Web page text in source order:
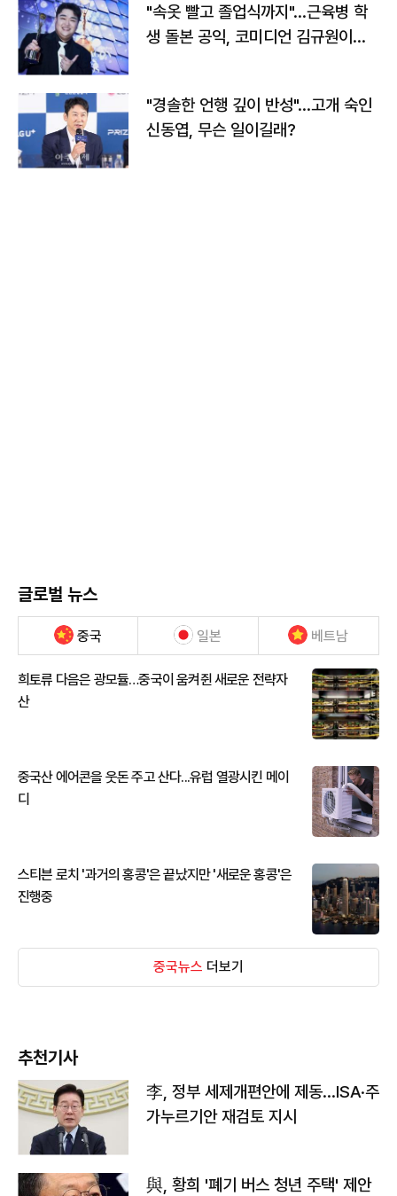
"속옷 빨고 졸업식까지"…근육병 학
생 돌본 공익, 코미디언 김규원이었
"경솔한 언행 깊이 반성"…고개 숙인
신동엽, 무슨 일이길래?
글로벌 뉴스
중국 일본 베트남
희토류 다음은 광모듈…중국이 움켜쥔 새로운 전략자
산
중국산 에어콘을 웃돈 주고 산다...유럽 열광시킨 메이
디
스티븐 로치 '과거의 홍콩'은 끝났지만 '새로운 홍콩'은
진행중
중국뉴스 더보기
추천기사
李, 정부 세제개편안에 제동…ISA·주
가누르기안 재검토 지시
與, 황희 '폐기 버스 청년 주택' 제안